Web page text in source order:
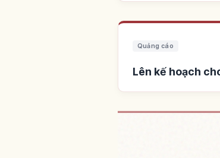
Quảng cáo
Lên kế hoạch